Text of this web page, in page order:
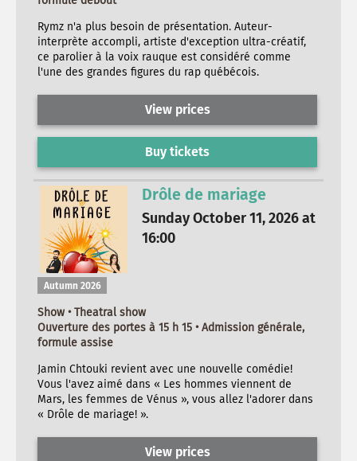
Rymz n'a plus besoin de présentation. Auteur-
interprète accompli, artiste d'exception ultra-créatif,
ce parolier à la voix rauque est considéré comme
l'une des grandes figures du rap québécois.
View prices
Buy tickets
Drôle de mariage
Sunday October 11, 2026 at
16:00
Autumn 2026
Show • Theatral show
Ouverture des portes à 15 h 15 • Admission générale,
formule assise
Jamin Chtouki revient avec une nouvelle comédie!
Vous l'avez aimé dans « Les hommes viennent de
Mars, les femmes de Vénus », vous allez l'adorer dans
« Drôle de mariage! ».
View prices